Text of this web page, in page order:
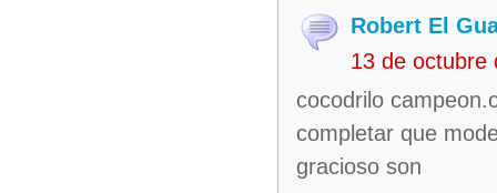
Robert El
13 de octubre
cocodrilo
completar que
gracioso son